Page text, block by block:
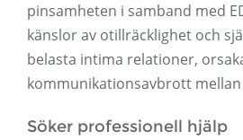
pinsamheten i samband med
känslor av otillräcklighet och
belasta intima relationer,
kommunikationsavbrott
Söker professionell hjälp